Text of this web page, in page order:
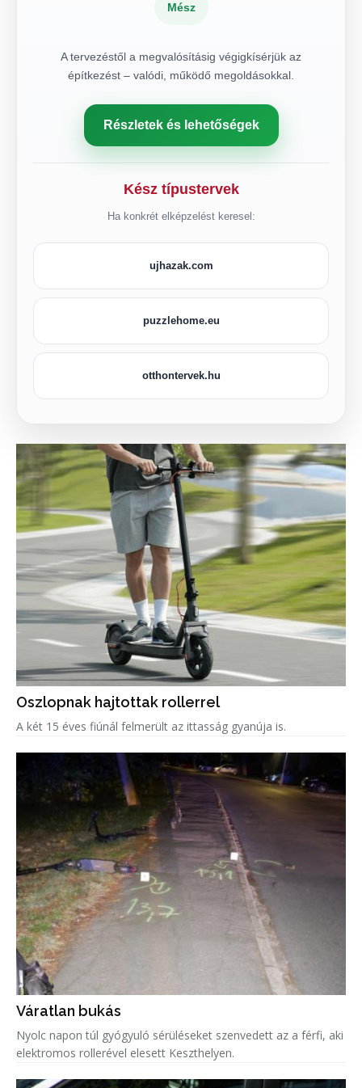
Mész
A tervezéstől a megvalósításig végigkísérjük az
építkezést – valódi, működő megoldásokkal.
Részletek és lehetőségek
Kész típustervek
Ha konkrét elképzelést keresel:
ujhazak.com
puzzlehome.eu
otthontervek.hu
Oszlopnak hajtottak rollerrel
A két 15 éves fiúnál felmerült az ittasság gyanúja is.
Váratlan bukás
Nyolc napon túl gyógyuló sérüléseket szenvedett az a férfi, aki
elektromos rollerével elesett Keszthelyen.